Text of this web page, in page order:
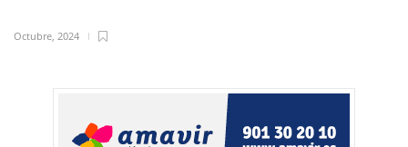
Octubre, 2024